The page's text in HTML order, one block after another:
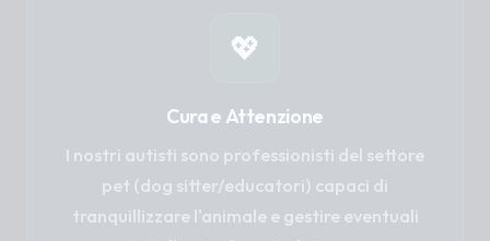
💖
Cura e Attenzione
I nostri autisti sono professionisti del settore
pet (dog sitter/educatori) capaci di
tranquillizzare l'animale e gestire eventuali